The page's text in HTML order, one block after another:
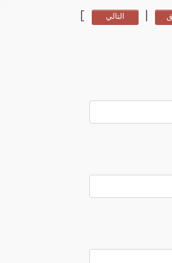
| التالي ]